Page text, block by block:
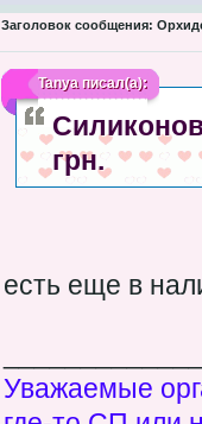
Заголовок сообщения:
Tanyaписал(а):
грн.
есть еще в
Уважаемые